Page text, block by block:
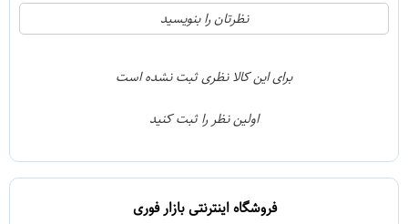
21
1
نظرتان را بنویسید
برای این کالا نظری ثبت نشده است
اولین نظر را ثبت کنید
فروشگاه اینترنتی بازار فوری